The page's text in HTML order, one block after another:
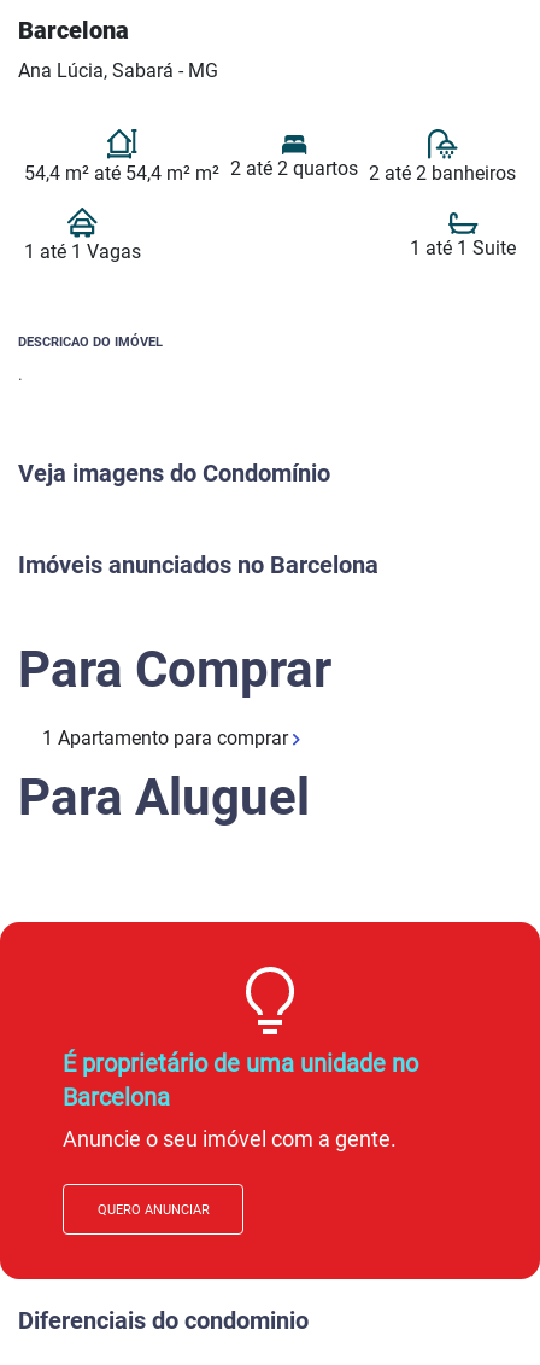
Barcelona
Ana Lúcia, Sabará - MG
54,4 m² até 54,4 m² m² 2 até 2 quartos 2 até 2 banheiros
1 até 1 Vagas 1 até 1 Suite
DESCRICAO DO IMÓVEL
.
Veja imagens do Condomínio
Imóveis anunciados no Barcelona
Para Comprar
1 Apartamento para comprar
Para Aluguel
É proprietário de uma unidade no
Barcelona
Anuncie o seu imóvel com a gente.
QUERO ANUNCIAR
Diferenciais do condominio